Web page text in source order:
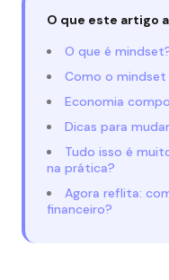
O que este artigo
O que é
Como o mindset
Economia
Dicas para
Tudo isso é
na prática?
Agora reflita:
financeiro?